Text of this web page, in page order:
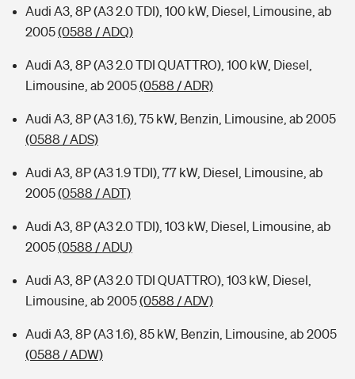
Audi A3, 8P (A3 2.0 TDI), 100 kW, Diesel, Limousine, ab
2005(0588 / ADQ)
Audi A3, 8P (A3 2.0 TDI QUATTRO), 100 kW, Diesel,
Limousine, ab 2005(0588 / ADR)
Audi A3, 8P (A3 1.6), 75 kW, Benzin, Limousine, ab 2005
(0588 / ADS)
Audi A3, 8P (A3 1.9 TDI), 77 kW, Diesel, Limousine, ab
2005(0588 / ADT)
Audi A3, 8P (A3 2.0 TDI), 103 kW, Diesel, Limousine, ab
2005(0588 / ADU)
Audi A3, 8P (A3 2.0 TDI QUATTRO), 103 kW, Diesel,
Limousine, ab 2005(0588 / ADV)
Audi A3, 8P (A3 1.6), 85 kW, Benzin, Limousine, ab 2005
(0588 / ADW)